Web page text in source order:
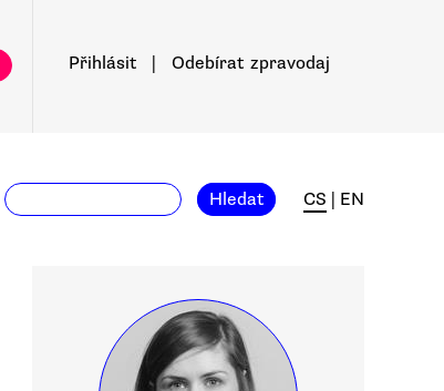
Přihlásit Odebírat zpravodaj
Hledat CS EN